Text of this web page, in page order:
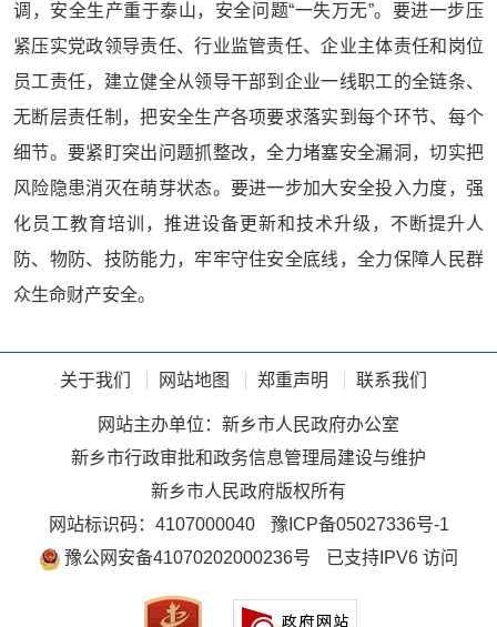
调，安全生产重于泰山，安全问题“一失万无”。要进一步压
紧压实党政领导责任、行业监管责任、企业主体责任和岗位
员工责任，建立健全从领导干部到企业一线职工的全链条、
无断层责任制，把安全生产各项要求落实到每个环节、每个
细节。要紧盯突出问题抓整改，全力堵塞安全漏洞，切实把
风险隐患消灭在萌芽状态。要进一步加大安全投入力度，强
化员工教育培训，推进设备更新和技术升级，不断提升人
防、物防、技防能力，牢牢守住安全底线，全力保障人民群
众生命财产安全。
关于我们 网站地图 郑重声明 联系我们
网站主办单位：新乡市人民政府办公室
新乡市行政审批和政务信息管理局建设与维护
新乡市人民政府版权所有
网站标识码：4107000040
豫ICP备05027336号-1
豫公网安备41070202000236号
已支持IPV6 访问